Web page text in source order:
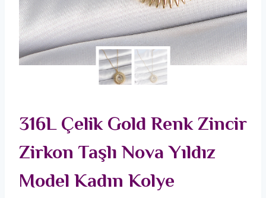
316L Çelik Gold Renk Zincir
Zirkon Taşlı Nova Yıldız
Model Kadın Kolye